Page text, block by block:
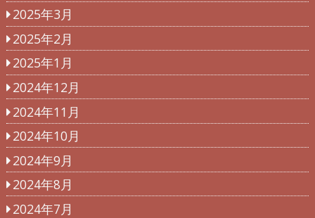
2025年3月
2025年2月
2025年1月
2024年12月
2024年11月
2024年10月
2024年9月
2024年8月
2024年7月